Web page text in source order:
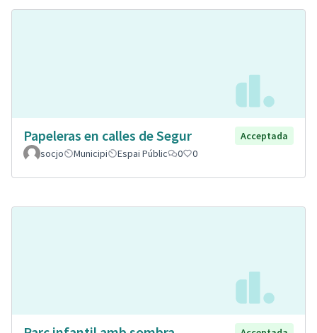
Papeleras en calles de Segur
Acceptada
socjo
Municipi Espai Públic 0 0